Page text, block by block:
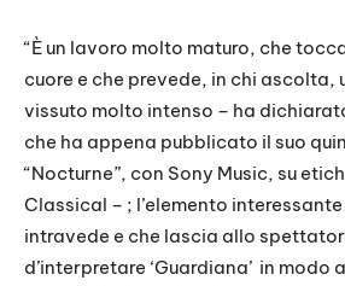
“È un lavoro molto maturo, che
cuore e che prevede, in chi ascolta,
vissuto molto intenso – ha
che ha appena pubblicato il suo
“Nocturne”, con Sony Music, su
Classical – ; l’elemento
intravede e che lascia allo
d’interpretare ‘Guardiana’ in modo